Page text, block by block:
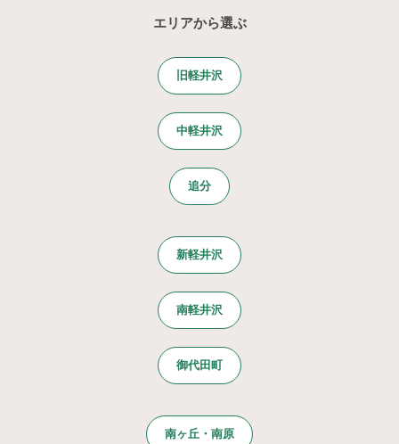
エリアから選ぶ
旧軽井沢
中軽井沢
追分
新軽井沢
南軽井沢
御代田町
南ヶ丘・南原